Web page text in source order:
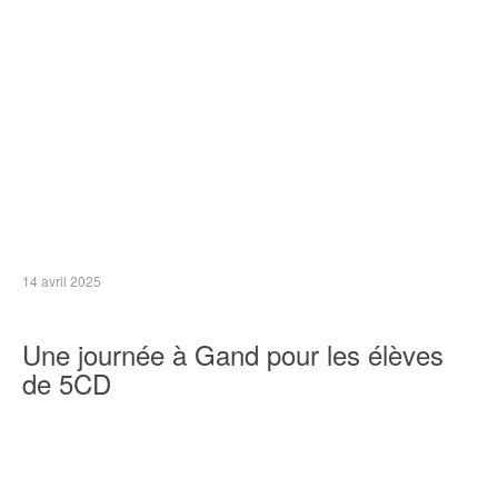
14 avril 2025
Une journée à Gand pour les élèves
de 5CD